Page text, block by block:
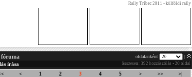
Rally Tríbec 2011 • külföldi rally
oldalanként |
írása összesen: 392 hozzászólás • 20 oldal
< 1 2 3 4 5 > >> >|